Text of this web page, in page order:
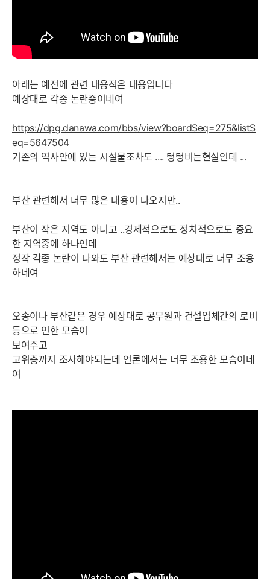
아래는 예전에 관련 내용적은 내용입니다
예상대로 각종 논란중이네여
https://dpg.danawa.com/bbs/view?boardSeq=275&listS
eq=5647504
기존의 역사안에 있는 시설물조차도 .... 텅텅비는현실인데 ...
부산 관련해서 너무 많은 내용이 나오지만..
부산이 작은 지역도 아니고 ..경제적으로도 정치적으로도 중요
한 지역중에 하나인데
정작 각종 논란이 나와도 부산 관련해서는 예상대로 너무 조용
하네여
오송이나 부산같은 경우 예상대로 공무원과 건설업체간의 로비
등으로 인한 모습이
보여주고
고위층까지 조사해야되는데 언론에서는 너무 조용한 모습이네
여